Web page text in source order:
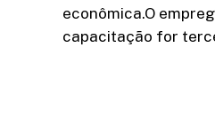
econômica.O
capacitação for